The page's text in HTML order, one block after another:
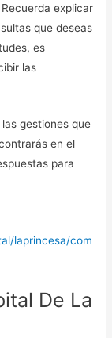
Recuerda explicar
que deseas
es
las
gestiones que
en el
para
laprincesa/com
De La